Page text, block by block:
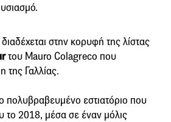
στην κορυφή της λίστας
του Mauro Colagreco που
της Γαλλίας.
πολυβραβευμένο εστιατόριο που
το 2018, μέσα σε έναν μόλις